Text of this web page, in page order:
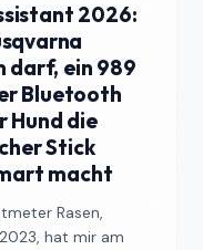
2026:
darf, ein 989
Bluetooth
Hund die
Stick
macht
Rasen,
hat mir am